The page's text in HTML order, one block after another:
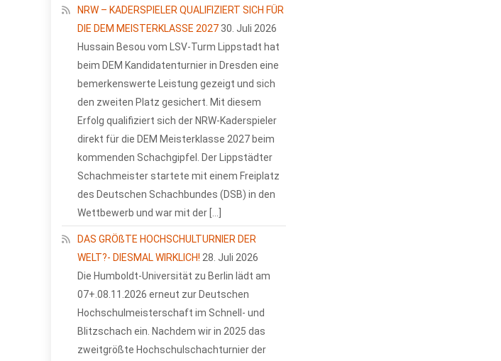
NRW – KADERSPIELER QUALIFIZIERT SICH FÜR
DIE DEM MEISTERKLASSE 2027 30. Juli 2026
Hussain Besou vom LSV-Turm Lippstadt hat
beim DEM Kandidatenturnier in Dresden eine
bemerkenswerte Leistung gezeigt und sich
den zweiten Platz gesichert. Mit diesem
Erfolg qualifiziert sich der NRW-Kaderspieler
direkt für die DEM Meisterklasse 2027 beim
kommenden Schachgipfel. Der Lippstädter
Schachmeister startete mit einem Freiplatz
des Deutschen Schachbundes (DSB) in den
Wettbewerb und war mit der […]
DAS GRÖßTE HOCHSCHULTURNIER DER
WELT?- DIESMAL WIRKLICH! 28. Juli 2026
Die Humboldt-Universität zu Berlin lädt am
07+.08.11.2026 erneut zur Deutschen
Hochschulmeisterschaft im Schnell- und
Blitzschach ein. Nachdem wir in 2025 das
zweitgrößte Hochschulschachturnier der